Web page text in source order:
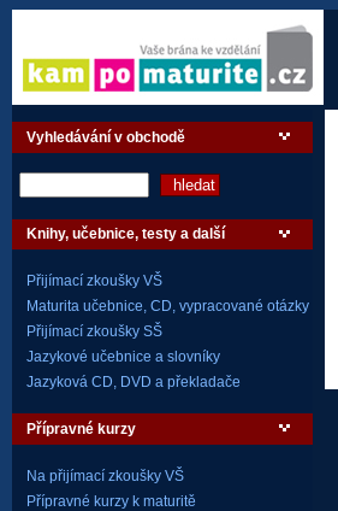
Vyhledávání v obchodě
Knihy, učebnice, testy a další
Přijímací zkoušky VŠ
Maturita učebnice, CD, vypracované otázky
Přijímací zkoušky SŠ
Jazykové učebnice a slovníky
Jazyková CD, DVD a překladače
Přípravné kurzy
Na přijímací zkoušky VŠ
Přípravné kurzy k maturitě